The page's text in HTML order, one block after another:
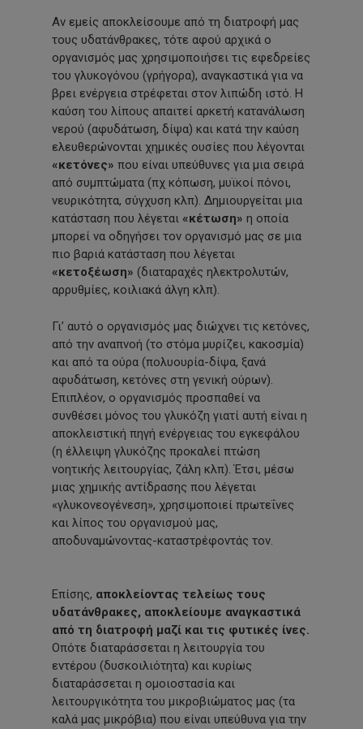
Αν εμείς αποκλείσουμε από τη διατροφή μας
τους υδατάνθρακες, τότε αφού αρχικά ο
οργανισμός μας χρησιμοποιήσει τις εφεδρείες
του γλυκογόνου (γρήγορα), αναγκαστικά για να
βρει ενέργεια στρέφεται στον λιπώδη ιστό. Η
καύση του λίπους απαιτεί αρκετή κατανάλωση
νερού (αφυδάτωση, δίψα) και κατά την καύση
ελευθερώνονται χημικές ουσίες που λέγονται
«κετόνες» που είναι υπεύθυνες για μια σειρά
από συμπτώματα (πχ κόπωση, μυϊκοί πόνοι,
νευρικότητα, σύγχυση κλπ). Δημιουργείται μια
κατάσταση που λέγεται «κέτωση» η οποία
μπορεί να οδηγήσει τον οργανισμό μας σε μια
πιο βαριά κατάσταση που λέγεται
«κετοξέωση» (διαταραχές ηλεκτρολυτών,
αρρυθμίες, κοιλιακά άλγη κλπ).
Γι’ αυτό ο οργανισμός μας διώχνει τις κετόνες,
από την αναπνοή (το στόμα μυρίζει, κακοσμία)
και από τα ούρα (πολυουρία-δίψα, ξανά
αφυδάτωση, κετόνες στη γενική ούρων).
Επιπλέον, ο οργανισμός προσπαθεί να
συνθέσει μόνος του γλυκόζη γιατί αυτή είναι η
αποκλειστική πηγή ενέργειας του εγκεφάλου
(η έλλειψη γλυκόζης προκαλεί πτώση
νοητικής λειτουργίας, ζάλη κλπ). Έτσι, μέσω
μιας χημικής αντίδρασης που λέγεται
«γλυκονεογένεση», χρησιμοποιεί πρωτεΐνες
και λίπος του οργανισμού μας,
αποδυναμώνοντας-καταστρέφοντάς τον.
Επίσης, αποκλείοντας τελείως τους
υδατάνθρακες, αποκλείουμε αναγκαστικά
από τη διατροφή μαζί και τις φυτικές ίνες.
Οπότε διαταράσσεται η λειτουργία του
εντέρου (δυσκοιλιότητα) και κυρίως
διαταράσσεται η ομοιοστασία και
λειτουργικότητα του μικροβιώματος μας (τα
καλά μας μικρόβια) που είναι υπεύθυνα για την